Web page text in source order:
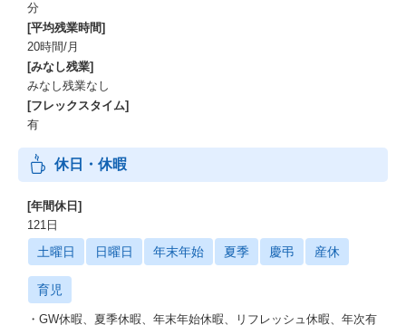
分
[平均残業時間]
20時間/月
[みなし残業]
みなし残業なし
[フレックスタイム]
有
休日・休暇
[年間休日]
121日
土曜日 日曜日 年末年始 夏季 慶弔 産休
育児
・GW休暇、夏季休暇、年末年始休暇、リフレッシュ休暇、年次有